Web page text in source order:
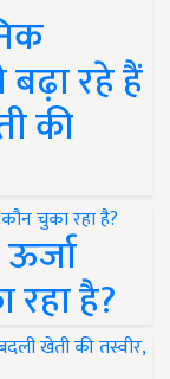
रहे हैं
की
रहा है?